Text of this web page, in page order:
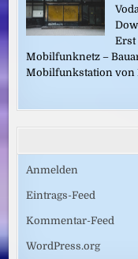
Erst
Mobilfunknetz –
Mobilfunkstation von
Anmelden
Eintrags-Feed
Kommentar-Feed
WordPress.org